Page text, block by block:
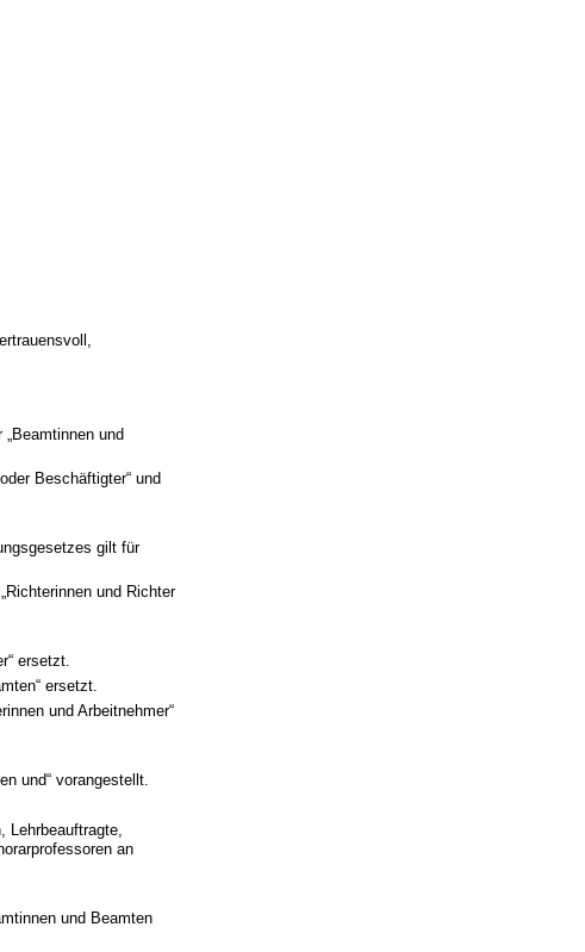
und
Beschäftigter“ und
gilt für
und Richter
ersetzt.
ersetzt.
und Arbeitnehmer“
und“ vorangestellt.
Lehrbeauftragte,
an
und Beamten